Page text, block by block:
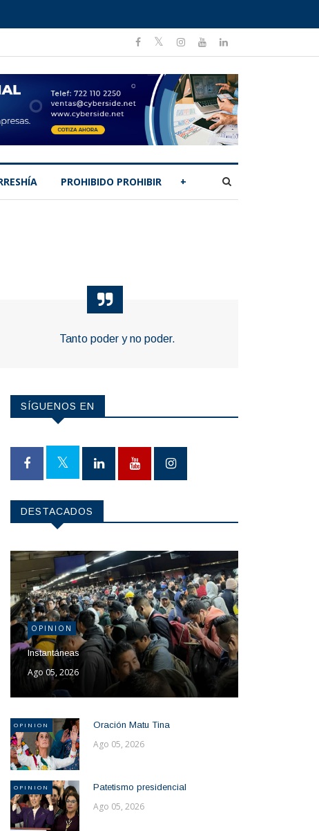
PROHIBIDO PROHIBIR +
Tanto poder y no poder.
SÍGUENOS EN
DESTACADOS
OPINION
Instantáneas
Ago 05, 2026
OPINION Oración Matu Tina
Ago 05, 2026
OPINION Patetismo presidencial
Ago 05, 2026